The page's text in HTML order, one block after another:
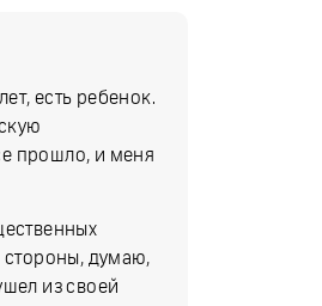
есть ребенок.
прошло, и меня
стороны, думаю,
из своей